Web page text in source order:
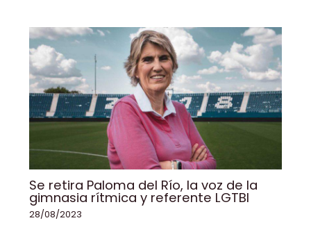
Se retira Paloma del Río, la voz de la
gimnasia rítmica y referente LGTBI
28/08/2023